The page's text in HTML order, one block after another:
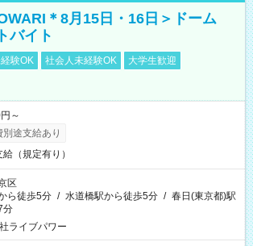
＊8月15日・16日＞ドーム
バイト
験OK 社会人未経験OK
大学生歓迎
～
別途支給あり
給（規定有り）
区
ら徒歩5分 / 水道橋駅から徒歩5分 / 春日(東京都)駅
分
ライブパワー